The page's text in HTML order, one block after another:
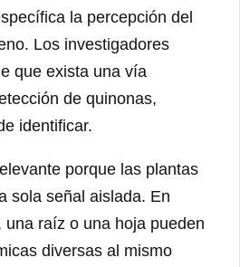
la percepción del
Los investigadores
que exista una vía
de quinonas,
identificar.
porque las plantas
sola señal aislada. En
una raíz o una hoja pueden
diversas al mismo